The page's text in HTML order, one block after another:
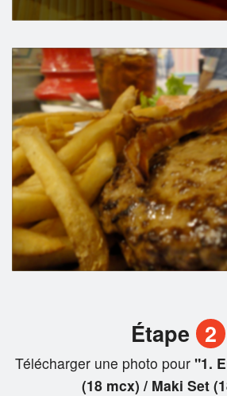
Étape 2
Télécharger une photo pour"1.
(18 mcx) / Maki Set